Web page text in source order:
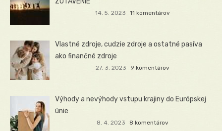
14. 5. 2023 11 komentárov
Vlastné zdroje, cudzie zdroje a ostatné pasíva
ako finančné zdroje
27. 3. 2023 9 komentárov
Výhody a nevýhody vstupu krajiny do Európskej
únie
8. 4. 2023 8 komentárov